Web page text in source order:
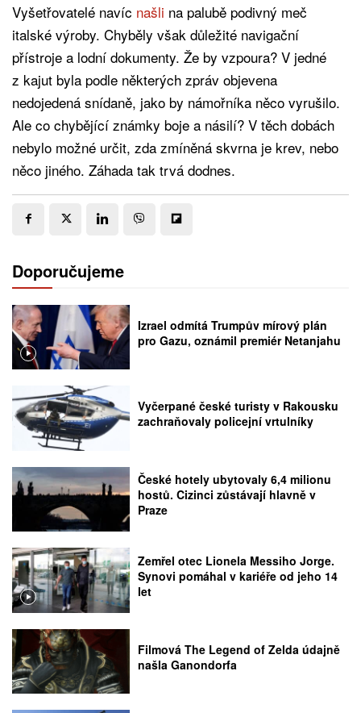
Vyšetřovatelé navíc našli na palubě podivný meč
italské výroby. Chyběly však důležité navigační
přístroje a lodní dokumenty. Že by vzpoura? V jedné
z kajut byla podle některých zpráv objevena
nedojedená snídaně, jako by námořníka něco vyrušilo.
Ale co chybějící známky boje a násilí? V těch dobách
nebylo možné určit, zda zmíněná skvrna je krev, nebo
něco jiného. Záhada tak trvá dodnes.
Doporučujeme
Izrael odmítá Trumpův mírový plán
pro Gazu, oznámil premiér Netanjahu
Vyčerpané české turisty v Rakousku
zachraňovaly policejní vrtulníky
České hotely ubytovaly 6,4 milionu
hostů. Cizinci zůstávají hlavně v
Praze
Zemřel otec Lionela Messiho Jorge.
Synovi pomáhal v kariéře od jeho 14
let
Filmová The Legend of Zelda údajně
našla Ganondorfa